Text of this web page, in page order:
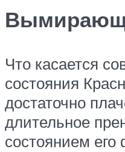
Что касается
состояния
достаточно
длительное
состоянием